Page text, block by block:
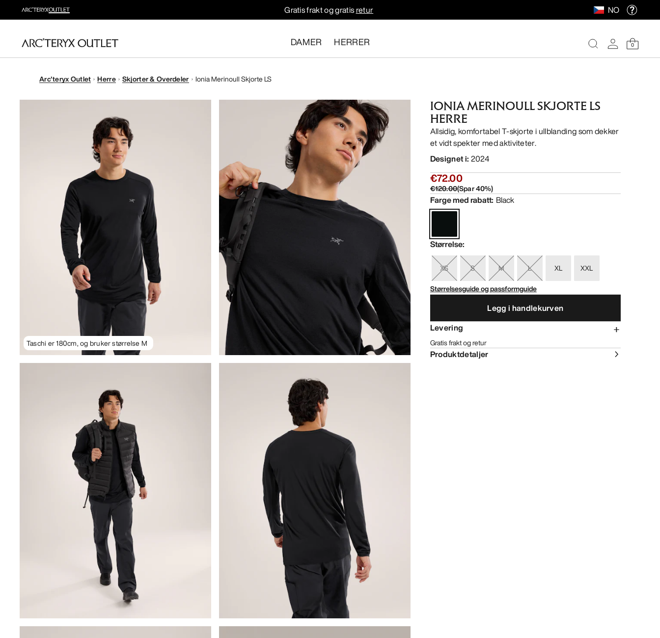
Gratis frakt og gratisretur NO
DAMER HERRER 0
Arc'teryx Outlet Herre Skjorter & Overdeler Ionia Merinoull Skjorte LS
Taschi er 180cm, og bruker størrelse M
IONIA MERINOULL SKJORTE LS
HERRE
Allsidig, komfortabel T-skjorte i ullblanding som dekker
et vidt spekter med aktiviteter.
Designet i: 2024
€72.00
€120.00(Spar40%)
Farge med rabatt: Black
Størrelse:
XS S M L XL
XXL
Størrelsesguide og passformguide
Legg i handlekurven
Levering
Gratis frakt og retur
Produktdetaljer